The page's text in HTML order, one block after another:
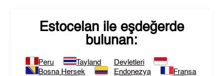
Estocelanile eşdeğerde
bulunan:
Peru
Tayland
Bosna Hersek
Devletleri
Endonezya
Fransa